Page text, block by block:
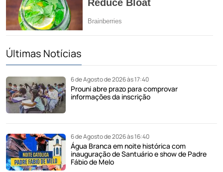
Últimas Notícias
6 de Agosto de 2026 às 17:40
Prouni abre prazo para comprovar
informações da inscrição
6 de Agosto de 2026 às 16:40
Água Branca em noite histórica com
inauguração de Santuário e show de Padre
Fábio de Melo